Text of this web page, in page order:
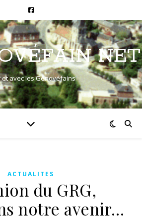
NET
et avec les Génovéfains
ACTUALITES
du GRG,
notre avenir…